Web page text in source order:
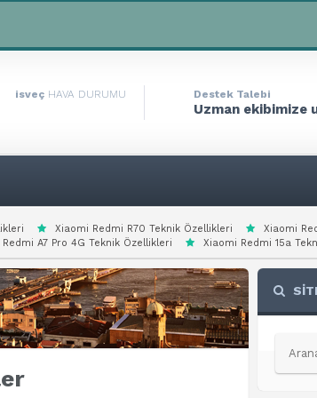
isveç HAVA DURUMU Destek Talebi
Uzman ekibimize
Xiaomi Redmi R70 Teknik Özellikleri
Xiaomi
A7 Pro 4G Teknik Özellikleri Xiaomi Redmi 15a